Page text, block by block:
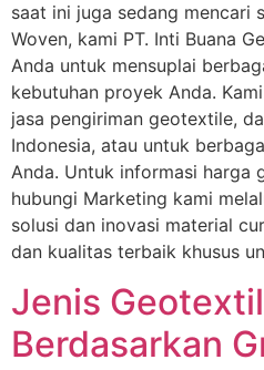
saat ini juga sedang mencari
Woven, kami PT. Inti Buana
Anda untuk mensuplai
kebutuhan proyek Anda.
jasa pengiriman geotextile,
Indonesia, atau untuk
Anda. Untuk informasi harga
hubungi Marketing kami
solusi dan inovasi material
dan kualitas terbaik khusus
Jenis
Berdasarkan